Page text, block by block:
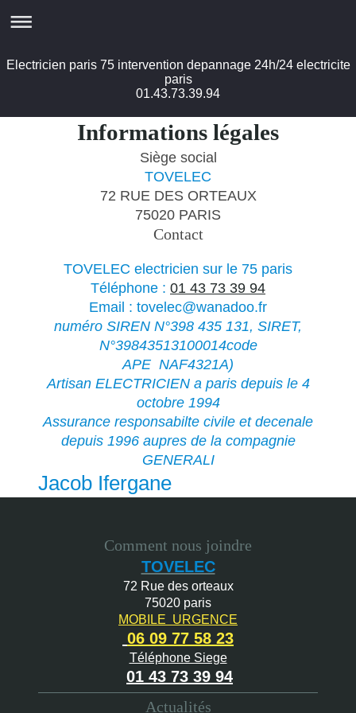
Electricien paris 75 intervention depannage 24h/24 electricite
paris
01.43.73.39.94
Informations légales
Siège social
TOVELEC
72 RUE DES ORTEAUX
75020 PARIS
Contact
TOVELEC electricien sur le 75 paris
Téléphone : 01 43 73 39 94
Email : tovelec@wanadoo.fr
numéro SIREN N°398 435 131, SIRET,
N°39843513100014code
APE NAF4321A)
Artisan ELECTRICIEN a paris depuis le 4
octobre 1994
Assurance responsabilte civile et decenale
depuis 1996 aupres de la compagnie
GENERALI
Jacob Ifergane
Comment nous joindre
TOVELEC
72 Rue des orteaux
75020 paris
MOBILE URGENCE
06 09 77 58 23
Téléphone Siege
01 43 73 39 94
Actualités